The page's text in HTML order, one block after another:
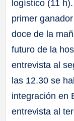
logístico (11
primer
doce de la
futuro de la
entrevista al
las 12.30 se
integración en
entrevista al